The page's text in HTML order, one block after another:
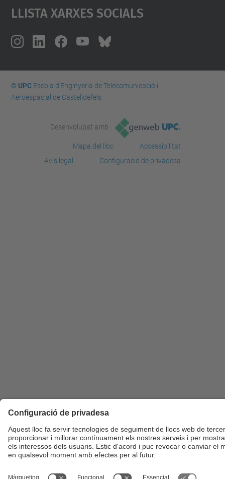
Llista Xarxes Socials
© UPCEscola d'Enginyeria de Telecomunicació i
Aeroespacial de Castelldefels
Desenvolupat amb
Mapa del lloc
Accessibilitat
Avís legal
Configuració de privadesa